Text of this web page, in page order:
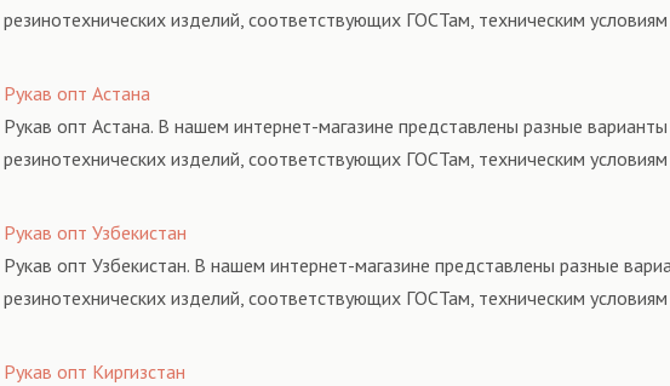
резинотехнических изделий, соответствующих ГОСТам, техническим
Рукав опт Астана
Рукав опт Астана. В нашем интернет-магазине представлены разные
резинотехнических изделий, соответствующих ГОСТам, техническим
Рукав опт Узбекистан
Рукав опт Узбекистан. В нашем интернет-магазине представлены разные
резинотехнических изделий, соответствующих ГОСТам, техническим
Рукав опт Киргизстан